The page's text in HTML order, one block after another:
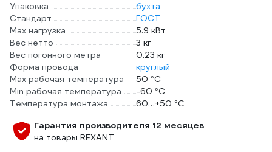
Упаковка
бухта
Стандарт
ГОСТ
Max нагрузка
5.9 кВт
Вес нетто
3 кг
Вес погонного метра
0.23 кг
Форма провода
круглый
Max рабочая температура
50 °С
Min рабочая температура
-60 °С
Температура монтажа
60…+50 °С
Гарантия производителя 12 месяцев
на товары REXANT